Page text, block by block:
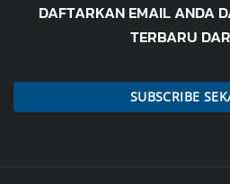
DAFTARKAN EMAIL ANDA
TERBARU
SUBSCRIBE